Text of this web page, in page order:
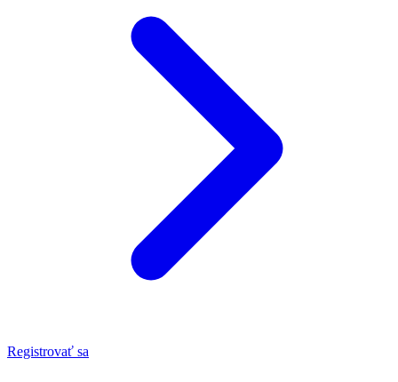
Registrovať sa